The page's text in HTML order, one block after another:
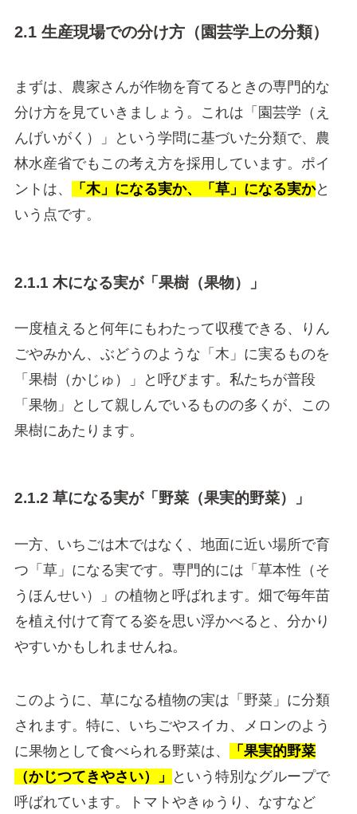
2.1 生産現場での分け方（園芸学上の分類）
まずは、農家さんが作物を育てるときの専門的な
分け方を見ていきましょう。これは「園芸学（え
んげいがく）」という学問に基づいた分類で、農
林水産省でもこの考え方を採用しています。ポイ
ントは、
「木」になる実か、「草」になる実かと
いう点です。
2.1.1 木になる実が「果樹（果物）」
一度植えると何年にもわたって収穫できる、りん
ごやみかん、ぶどうのような「木」に実るものを
「果樹（かじゅ）」と呼びます。私たちが普段
「果物」として親しんでいるものの多くが、この
果樹にあたります。
2.1.2 草になる実が「野菜（果実的野菜）」
一方、いちごは木ではなく、地面に近い場所で育
つ「草」になる実です。専門的には「草本性（そ
うほんせい）」の植物と呼ばれます。畑で毎年苗
を植え付けて育てる姿を思い浮かべると、分かり
やすいかもしれませんね。
このように、草になる植物の実は「野菜」に分類
されます。特に、いちごやスイカ、メロンのよう
に果物として食べられる野菜は、
「果実的野菜
（かじつてきやさい）」
という特別なグループで
呼ばれています。トマトやきゅうり、なすなど